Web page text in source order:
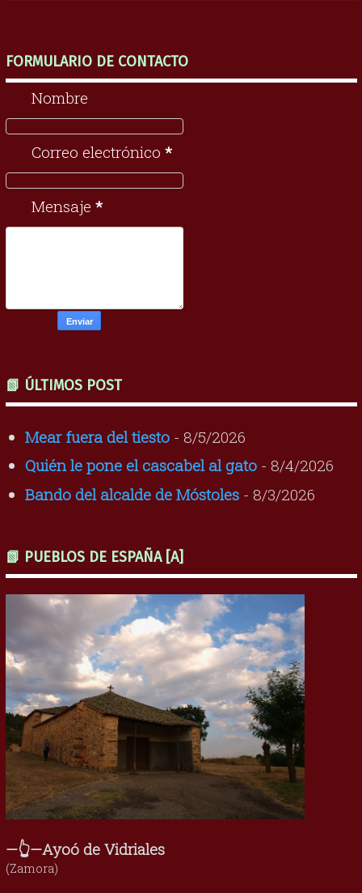
FORMULARIO DE CONTACTO
Nombre
Correo electrónico *
Mensaje *
📗 ÚLTIMOS POST
Mear fuera del tiesto- 8/5/2026
Quién le pone el cascabel al gato- 8/4/2026
Bando del alcalde de Móstoles- 8/3/2026
📗 PUEBLOS DE ESPAÑA [A]
—👆—Ayoó de Vidriales
(Zamora)